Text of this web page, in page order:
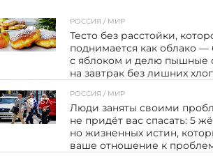
87
РОССИЯ / МИР
Тесто без расстойки,
поднимается как облако —
с яблоком и делю пышные
на завтрак без лишних
57
РОССИЯ / МИР
Люди заняты своими
не придёт вас спасать: 5
но жизненных истин,
ваше отношение к